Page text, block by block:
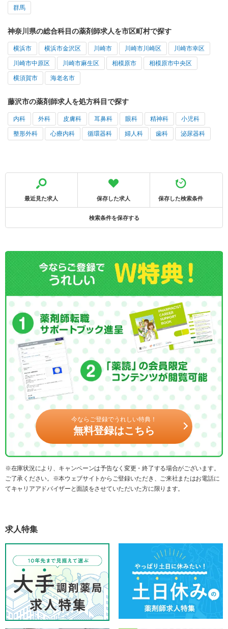
群馬
神奈川県の総合科目の薬剤師求人を市区町村で探す
横浜市 横浜市金沢区 川崎市 川崎市川崎区 川崎市幸区
川崎市中原区 川崎市麻生区 相模原市 相模原市中央区
横須賀市 海老名市
藤沢市の薬剤師求人を処方科目で探す
内科 外科 皮膚科 耳鼻科 眼科 精神科 小児科
整形外科 心療内科 循環器科 婦人科 歯科 泌尿器科
最近見た求人 保存した求人 保存した検索条件
検索条件を保存する
今ならご登録でうれしい特典！
無料登録はこちら
※在庫状況により、キャンペーンは予告なく変更・終了する場合がございます。
ご了承ください。※本ウェブサイトからご登録いただき、ご来社またはお電話に
てキャリアアドバイザーと面談をさせていただいた方に限ります。
求人特集